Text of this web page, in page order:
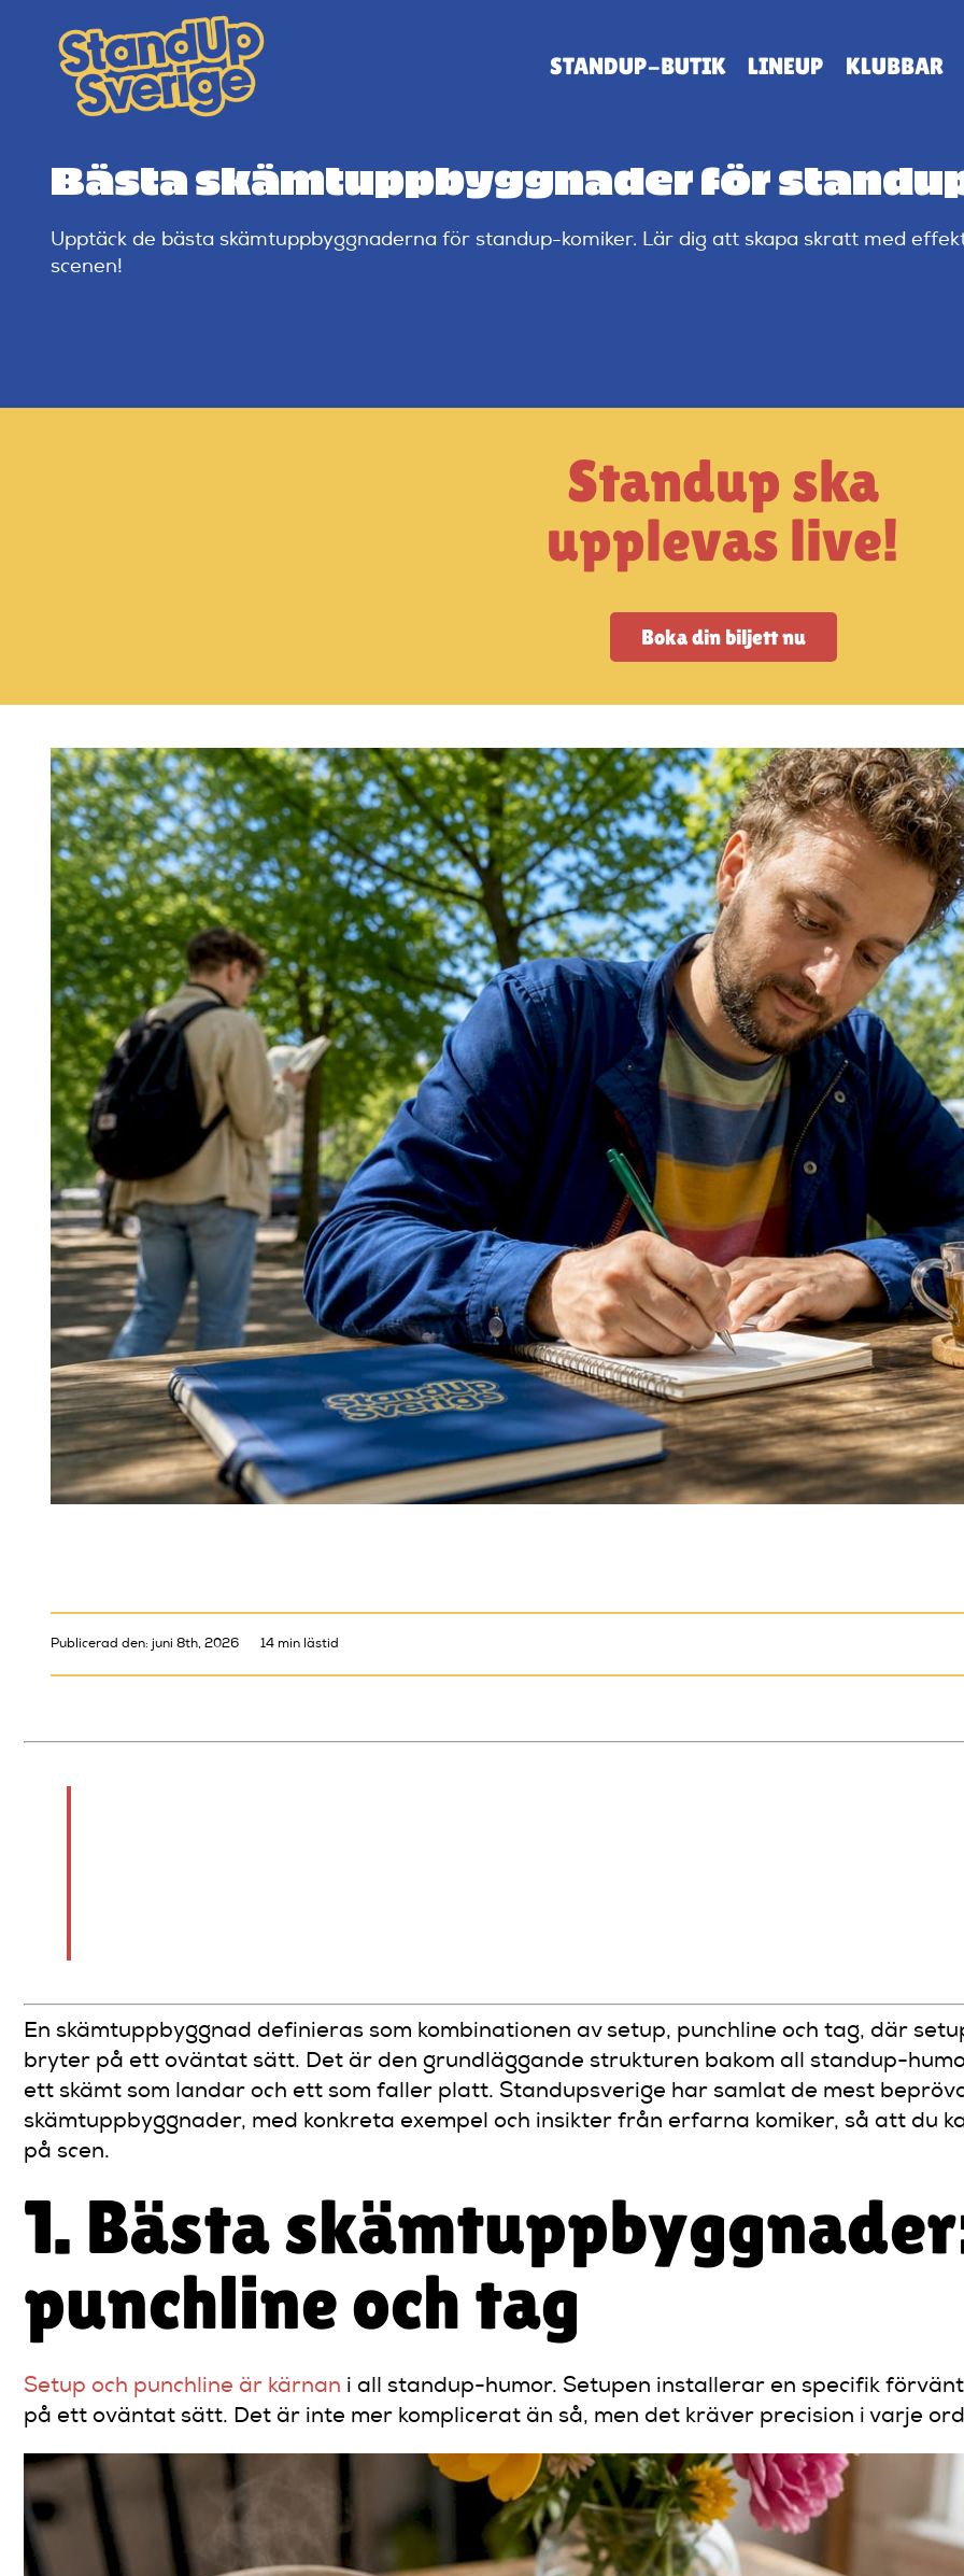
content
STANDUP-BUTIK LINEUP KLUBBAR
Bästa skämtuppbyggnader för
Upptäck de bästa skämtuppbyggnaderna för standup-komiker. Lär dig att skapa skratt med
scenen!
Standup ska
upplevas live!
Boka din biljett nu
Publicerad den: juni 8th, 2026 14 min lästid
En skämtuppbyggnad definieras som kombinationen av setup, punchline och tag, där
bryter på ett oväntat sätt. Det är den grundläggande strukturen bakom all standup-
ett skämt som landar och ett som faller platt. Standupsverige har samlat de mest
skämtuppbyggnader, med konkreta exempel och insikter från erfarna komiker, så att du
på scen.
1. Bästa
punchline och tag
Setup och punchline är kärnan i all standup-humor. Setupen installerar en specifik
på ett oväntat sätt. Det är inte mer komplicerat än så, men det kräver precision i varje